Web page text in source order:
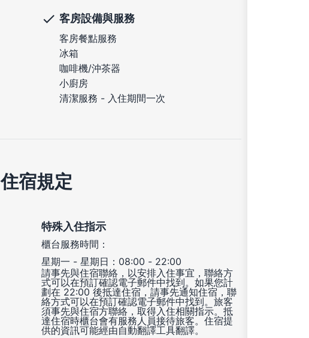
客房設備與服務
客房餐點服務
冰箱
咖啡機/沖茶器
小廚房
清潔服務 - 入住期間一次
住宿規定
特殊入住指示
櫃台服務時間：
星期一 - 星期日：08:00 - 22:00
請事先與住宿聯絡，以安排入住事宜，聯絡方
式可以在預訂確認電子郵件中找到。如果您計
劃在 22:00 後抵達住宿，請事先通知住宿，聯
絡方式可以在預訂確認電子郵件中找到。旅客
須事先與住宿方聯絡，取得入住相關指示。抵
達住宿時櫃台會有服務人員接待旅客。住宿提
供的資訊可能經由自動翻譯工具翻譯。